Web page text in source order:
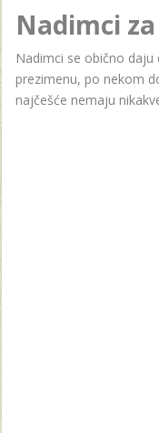
Nadimci
Nadimci se obično
prezimenu, po nekom
najčešće nemaju